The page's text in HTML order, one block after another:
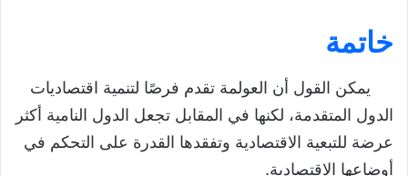
خاتمة
يمكن القول أن العولمة تقدم فرصًا لتنمية اقتصاديات
الدول المتقدمة، لكنها في المقابل تجعل الدول النامية أكثر
عرضة للتبعية الاقتصادية وتفقدها القدرة على التحكم في
أوضاعها الاقتصادية.